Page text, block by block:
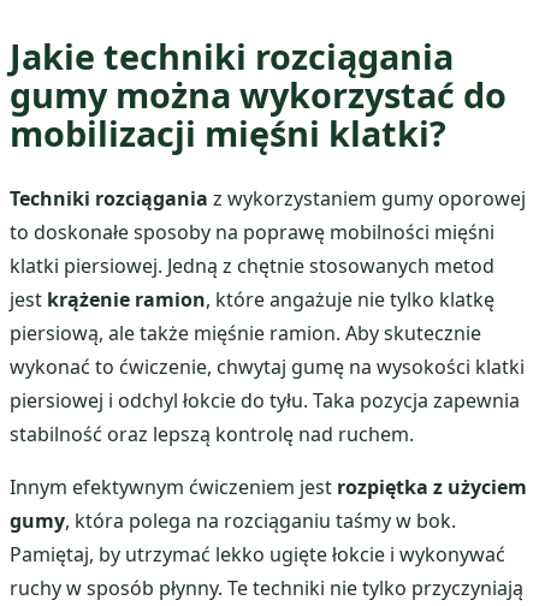
Jakie techniki rozciągania
gumy można wykorzystać do
mobilizacji mięśni klatki?
Techniki rozciągania z wykorzystaniem gumy oporowej
to doskonałe sposoby na poprawę mobilności mięśni
klatki piersiowej. Jedną z chętnie stosowanych metod
jest krążenie ramion, które angażuje nie tylko klatkę
piersiową, ale także mięśnie ramion. Aby skutecznie
wykonać to ćwiczenie, chwytaj gumę na wysokości klatki
piersiowej i odchyl łokcie do tyłu. Taka pozycja zapewnia
stabilność oraz lepszą kontrolę nad ruchem.
Innym efektywnym ćwiczeniem jest rozpiętka z użyciem
gumy, która polega na rozciąganiu taśmy w bok.
Pamiętaj, by utrzymać lekko ugięte łokcie i wykonywać
ruchy w sposób płynny. Te techniki nie tylko przyczyniają